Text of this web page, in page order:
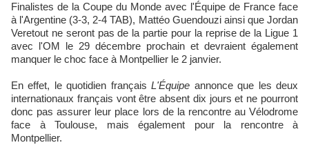
Finalistes de la Coupe du Monde avec l'Équipe de France face
à l'Argentine (3-3, 2-4 TAB), Mattéo Guendouzi ainsi que Jordan
Veretout ne seront pas de la partie pour la reprise de la Ligue 1
avec l'OM le 29 décembre prochain et devraient également
manquer le choc face à Montpellier le 2 janvier.
En effet, le quotidien françaisL'Équipe annonce que les deux
internationaux français vont être absent dix jours et ne pourront
donc pas assurer leur place lors de la rencontre au Vélodrome
face à Toulouse, mais également pour la rencontre à
Montpellier.